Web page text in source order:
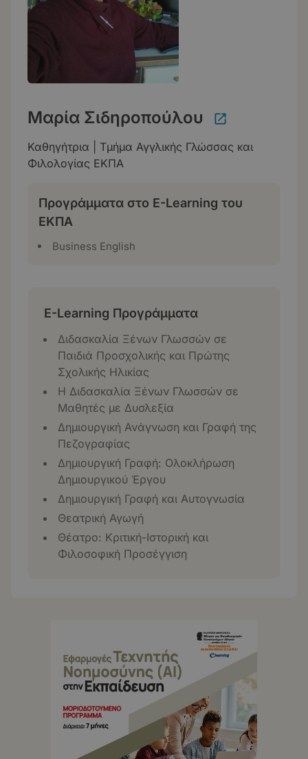
Μαρία Σιδηροπούλου
Καθηγήτρια | Τμήμα Αγγλικής Γλώσσας και
Φιλολογίας ΕΚΠΑ
Προγράμματα στο E-Learning του
ΕΚΠΑ
Business English
E-Learning Προγράμματα
Διδασκαλία Ξένων Γλωσσών σε
Παιδιά Προσχολικής και Πρώτης
Σχολικής Ηλικίας
Η Διδασκαλία Ξένων Γλωσσών σε
Μαθητές με Δυσλεξία
Δημιουργική Ανάγνωση και Γραφή της
Πεζογραφίας
Δημιουργική Γραφή: Ολοκλήρωση
Δημιουργικού Έργου
Δημιουργική Γραφή και Αυτογνωσία
Θεατρική Αγωγή
Θέατρο: Κριτική-Ιστορική και
Φιλοσοφική Προσέγγιση